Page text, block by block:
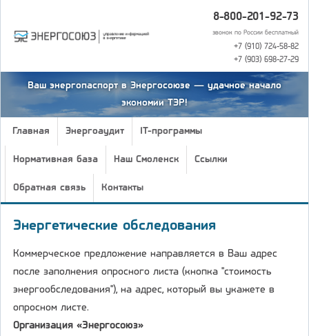
8-800-201-92-73
звонок по России бесплатный
+7 (910) 724-58-82
+7 (903) 698-27-29
Ваш энергопаспорт в Энергосоюзе — удачное начало
экономии ТЭР!
Главная Энергоаудит IT-программы
Нормативная база Наш Смоленск Ссылки
Обратная связь Контакты
Энергетические обследования
Коммерческое предложение направляется в Ваш адрес
после заполнения опросного листа (кнопка "стоимость
энергообследования"), на адрес, который вы укажете в
опросном листе.
Организация «Энергосоюз»